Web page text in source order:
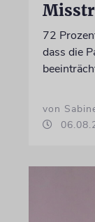
72
dass die
von